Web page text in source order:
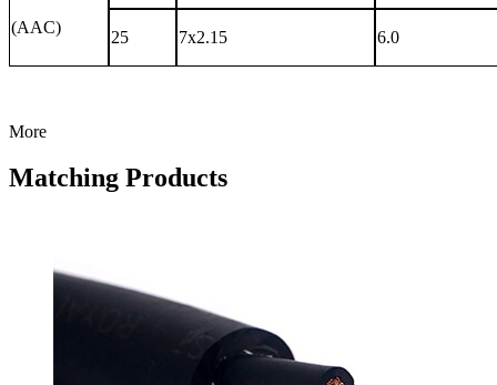
(AAC)
25 7x2.15 6.0
More
Matching Products